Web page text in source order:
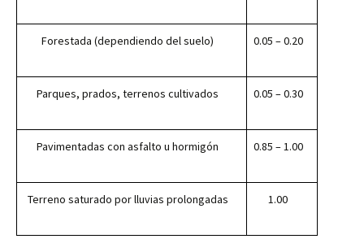
Forestada (dependiendo del suelo) 0.05 – 0.20
Parques, prados, terrenos cultivados 0.05 – 0.30
Pavimentadas con asfalto u hormigón 0.85 – 1.00
Terreno saturado por lluvias prolongadas 1.00